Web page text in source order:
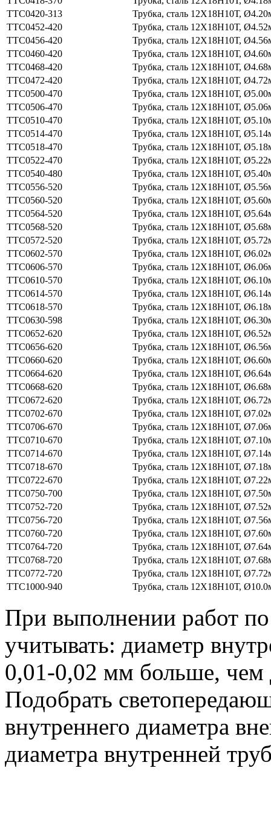
ТТС0420-313
Трубка, сталь 12Х18Н10Т,
ТТС0452-420
Трубка, сталь 12Х18Н10Т,
ТТС0456-420
Трубка, сталь 12Х18Н10Т,
ТТС0460-420
Трубка, сталь 12Х18Н10Т,
ТТС0468-420
Трубка, сталь 12Х18Н10Т,
ТТС0472-420
Трубка, сталь 12Х18Н10Т,
ТТС0500-470
Трубка, сталь 12Х18Н10Т,
ТТС0506-470
Трубка, сталь 12Х18Н10Т,
ТТС0510-470
Трубка, сталь 12Х18Н10Т,
ТТС0514-470
Трубка, сталь 12Х18Н10Т,
ТТС0518-470
Трубка, сталь 12Х18Н10Т,
ТТС0522-470
Трубка, сталь 12Х18Н10Т,
ТТС0540-480
Трубка, сталь 12Х18Н10Т,
ТТС0556-520
Трубка, сталь 12Х18Н10Т,
ТТС0560-520
Трубка, сталь 12Х18Н10Т,
ТТС0564-520
Трубка, сталь 12Х18Н10Т,
ТТС0568-520
Трубка, сталь 12Х18Н10Т,
ТТС0572-520
Трубка, сталь 12Х18Н10Т,
ТТС0602-570
Трубка, сталь 12Х18Н10Т,
ТТС0606-570
Трубка, сталь 12Х18Н10Т,
ТТС0610-570
Трубка, сталь 12Х18Н10Т,
ТТС0614-570
Трубка, сталь 12Х18Н10Т,
ТТС0618-570
Трубка, сталь 12Х18Н10Т,
ТТС0630-598
Трубка, сталь 12Х18Н10Т,
ТТС0652-620
Трубка, сталь 12Х18Н10Т,
ТТС0656-620
Трубка, сталь 12Х18Н10Т,
ТТС0660-620
Трубка, сталь 12Х18Н10Т,
ТТС0664-620
Трубка, сталь 12Х18Н10Т,
ТТС0668-620
Трубка, сталь 12Х18Н10Т,
ТТС0672-620
Трубка, сталь 12Х18Н10Т,
ТТС0702-670
Трубка, сталь 12Х18Н10Т,
ТТС0706-670
Трубка, сталь 12Х18Н10Т,
ТТС0710-670
Трубка, сталь 12Х18Н10Т,
ТТС0714-670
Трубка, сталь 12Х18Н10Т,
ТТС0718-670
Трубка, сталь 12Х18Н10Т,
ТТС0722-670
Трубка, сталь 12Х18Н10Т,
ТТС0750-700
Трубка, сталь 12Х18Н10Т,
ТТС0752-720
Трубка, сталь 12Х18Н10Т,
ТТС0756-720
Трубка, сталь 12Х18Н10Т,
ТТС0760-720
Трубка, сталь 12Х18Н10Т,
ТТС0764-720
Трубка, сталь 12Х18Н10Т,
ТТС0768-720
Трубка, сталь 12Х18Н10Т,
ТТС0772-720
Трубка, сталь 12Х18Н10Т,
ТТС1000-940
Трубка, сталь 12Х18Н10Т,
При выполнении работ
учитывать: диаметр
0,01-0,02 мм больше, чем
Подобрать
внутреннего диаметра
диаметра внутренней